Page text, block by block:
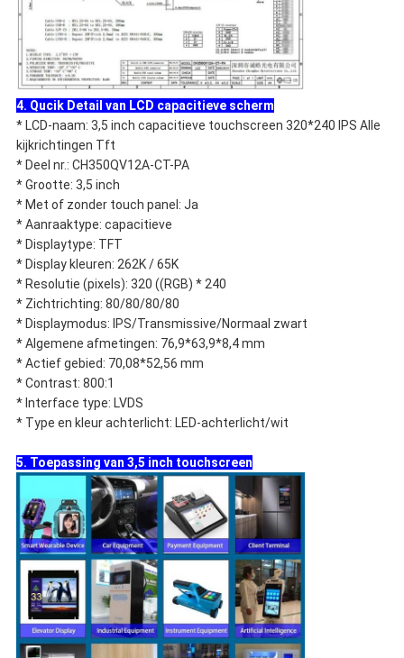
4. Qucik Detail van LCD capacitieve scherm
* LCD-naam: 3,5 inch capacitieve touchscreen 320*240 IPS Alle
kijkrichtingen Tft
* Deel nr.: CH350QV12A-CT-PA
* Grootte: 3,5 inch
* Met of zonder touch panel: Ja
* Aanraaktype: capacitieve
* Displaytype: TFT
* Display kleuren: 262K / 65K
* Resolutie (pixels): 320 ((RGB) * 240
* Zichtrichting: 80/80/80/80
* Displaymodus: IPS/Transmissive/Normaal zwart
* Algemene afmetingen: 76,9*63,9*8,4 mm
* Actief gebied: 70,08*52,56 mm
* Contrast: 800:1
* Interface type: LVDS
* Type en kleur achterlicht: LED-achterlicht/wit
5. Toepassing van 3,5 inch touchscreen